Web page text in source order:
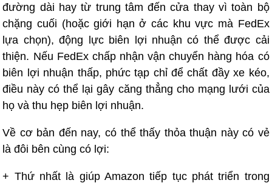
đường dài hay từ trung tâm đến cửa thay vì toàn bộ
chặng cuối (hoặc giới hạn ở các khu vực mà FedEx
lựa chọn), động lực biên lợi nhuận có thể được cải
thiện. Nếu FedEx chấp nhận vận chuyển hàng hóa có
biên lợi nhuận thấp, phức tạp chỉ để chất đầy xe kéo,
điều này có thể lại gây căng thẳng cho mạng lưới của
họ và thu hẹp biên lợi nhuận.
Về cơ bản đến nay, có thể thấy thỏa thuận này có vẻ
là đôi bên cùng có lợi:
+ Thứ nhất là giúp Amazon tiếp tục phát triển trong